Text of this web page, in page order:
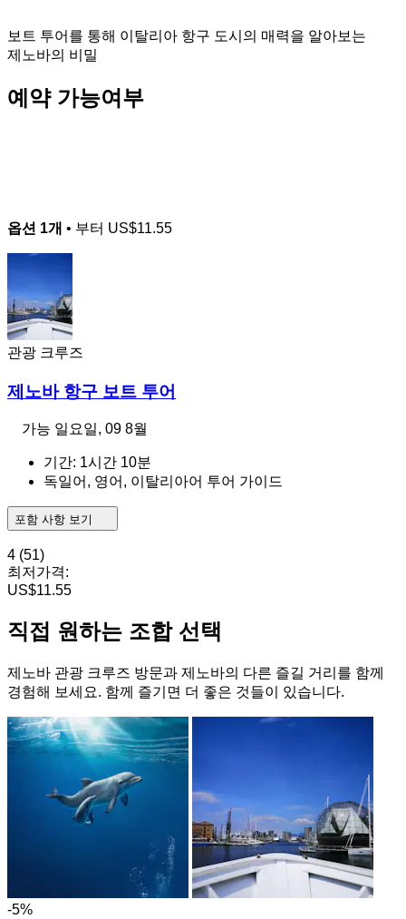
보트 투어를 통해 이탈리아 항구 도시의 매력을 알아보는
제노바의 비밀
예약 가능여부
옵션 1개 • 부터 US$11.55
관광 크루즈
제노바 항구 보트 투어
가능 일요일, 09 8월
기간: 1시간 10분
독일어, 영어, 이탈리아어 투어 가이드
포함 사항 보기
4 (51)
최저가격:
US$11.55
직접 원하는 조합 선택
제노바 관광 크루즈 방문과 제노바의 다른 즐길 거리를 함께
경험해 보세요. 함께 즐기면 더 좋은 것들이 있습니다.
-5%